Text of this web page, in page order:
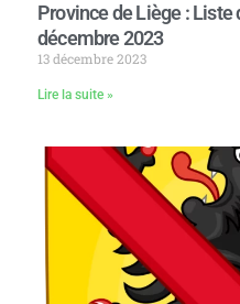
Province de Liège :
décembre 2023
13 décembre 2023
Lire la suite »